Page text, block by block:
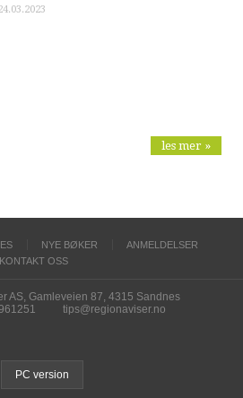
les mer »
NYE BØKER
ANMELDELSER
KONTAKT OSS
AS, Gamleveien 87, 4315 Sandnes
tips@regionaviser.no
PC version